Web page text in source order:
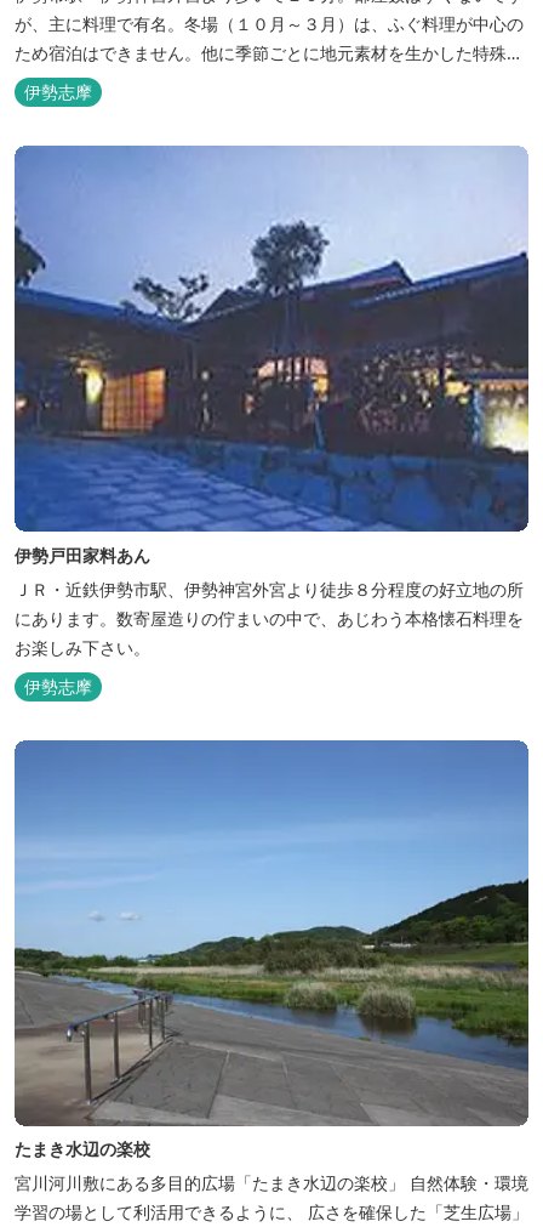
が、主に料理で有名。冬場（１０月～３月）は、ふぐ料理が中心の
ため宿泊はできません。他に季節ごとに地元素材を生かした特殊料
理もお楽しみ頂けます。
伊勢志摩
伊勢戸田家料あん
ＪＲ・近鉄伊勢市駅、伊勢神宮外宮より徒歩８分程度の好立地の所
にあります。数寄屋造りの佇まいの中で、あじわう本格懐石料理を
お楽しみ下さい。
伊勢志摩
たまき水辺の楽校
宮川河川敷にある多目的広場「たまき水辺の楽校」 自然体験・環境
学習の場として利活用できるように、 広さを確保した「芝生広場」